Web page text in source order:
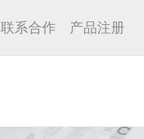
联系合作 产品注册